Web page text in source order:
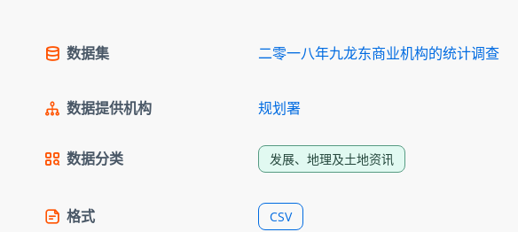
数据集 二零一八年九龙东商业机构的统计调查
数据提供机构 规划署
数据分类 发展、地理及土地资讯
格式 CSV